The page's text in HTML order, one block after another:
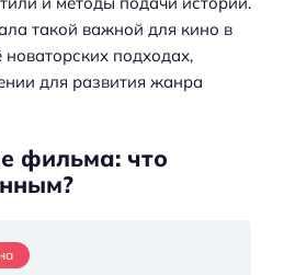
такой важной для кино в
новаторских подходах,
для развития жанра
фильма: что